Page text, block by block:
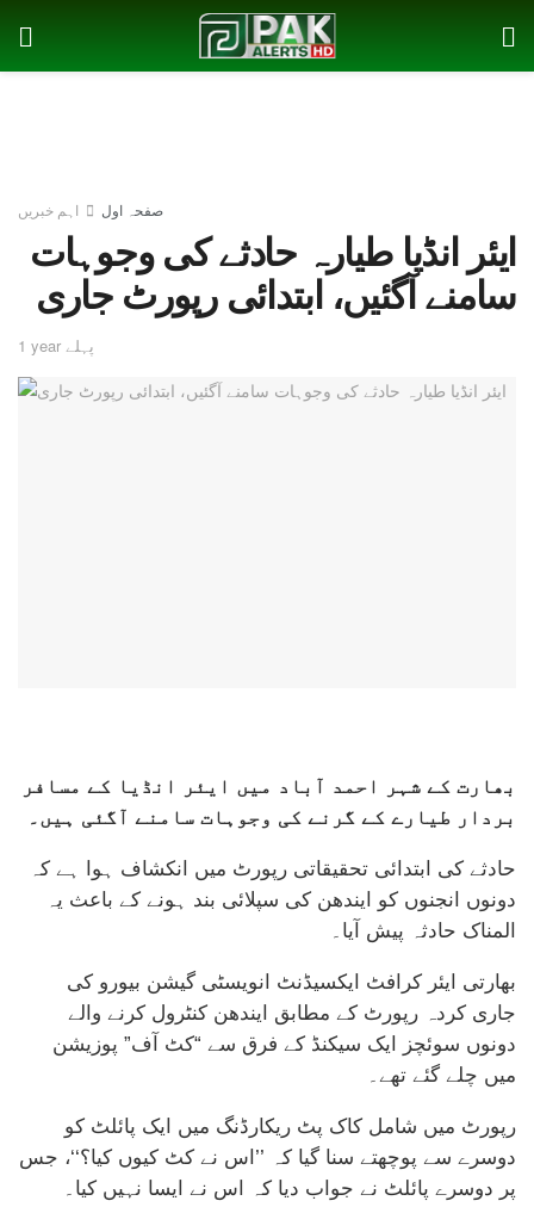
صفحہ اول اہم خبریں
ایئر انڈیا طیارہ حادثے کی وجوہات
سامنے آگئیں، ابتدائی رپورٹ جاری
1 year پہلے
بھارت کے شہر احمد آباد میں ایئر انڈیا کے مسافر
بردار طیارے کے گرنے کی وجوہات سامنے آگئی ہیں۔
حادثے کی ابتدائی تحقیقاتی رپورٹ میں انکشاف ہوا ہے کہ
دونوں انجنوں کو ایندھن کی سپلائی بند ہونے کے باعث یہ
المناک حادثہ پیش آیا۔
بھارتی ایئر کرافٹ ایکسیڈنٹ انویسٹی گیشن بیورو کی
جاری کردہ رپورٹ کے مطابق ایندھن کنٹرول کرنے والے
دونوں سوئچز ایک سیکنڈ کے فرق سے “کٹ آف” پوزیشن
میں چلے گئے تھے۔
رپورٹ میں شامل کاک پٹ ریکارڈنگ میں ایک پائلٹ کو
دوسرے سے پوچھتے سنا گیا کہ ’’اس نے کٹ کیوں کیا؟‘‘، جس
پر دوسرے پائلٹ نے جواب دیا کہ اس نے ایسا نہیں کیا۔